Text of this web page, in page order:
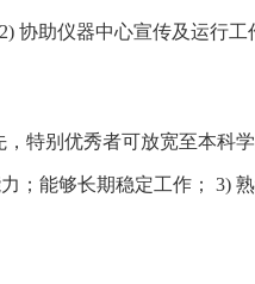
协助仪器中心宣传及运行工
特别优秀者可放宽至本科
；能够长期稳定工作； 3)